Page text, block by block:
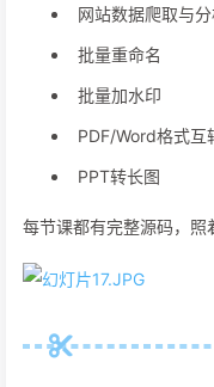
网站数据爬取与
批量重命名
批量加水印
PDF/Word格式互
PPT转长图
每节课都有完整源码，照